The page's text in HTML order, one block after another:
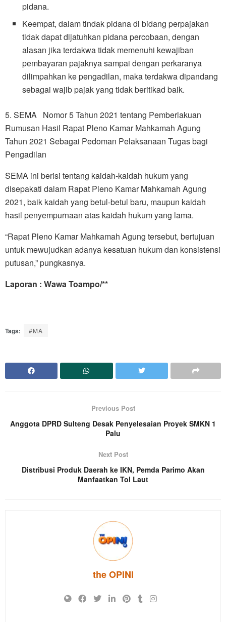
pidana.
Keempat, dalam tindak pidana di bidang perpajakan
tidak dapat dijatuhkan pidana percobaan, dengan
alasan jika terdakwa tidak memenuhi kewajiban
pembayaran pajaknya sampai dengan perkaranya
dilimpahkan ke pengadilan, maka terdakwa dipandang
sebagai wajib pajak yang tidak beritikad baik.
5. SEMA Nomor 5 Tahun 2021 tentang Pemberlakuan
Rumusan Hasil Rapat Pleno Kamar Mahkamah Agung
Tahun 2021 Sebagai Pedoman Pelaksanaan Tugas bagi
Pengadilan
SEMA ini berisi tentang kaidah-kaidah hukum yang
disepakati dalam Rapat Pleno Kamar Mahkamah Agung
2021, baik kaidah yang betul-betul baru, maupun kaidah
hasil penyempurnaan atas kaidah hukum yang lama.
“Rapat Pleno Kamar Mahkamah Agung tersebut, bertujuan
untuk mewujudkan adanya kesatuan hukum dan konsistensi
putusan,” pungkasnya.
Laporan : Wawa Toampo/**
Tags: #MA
Previous Post
Anggota DPRD Sulteng Desak Penyelesaian Proyek SMKN 1
Palu
Next Post
Distribusi Produk Daerah ke IKN, Pemda Parimo Akan
Manfaatkan Tol Laut
the OPINI